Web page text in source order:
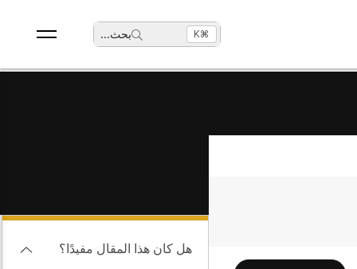
بحث... ⌘K
هل كان هذا المقال مفيدًا؟